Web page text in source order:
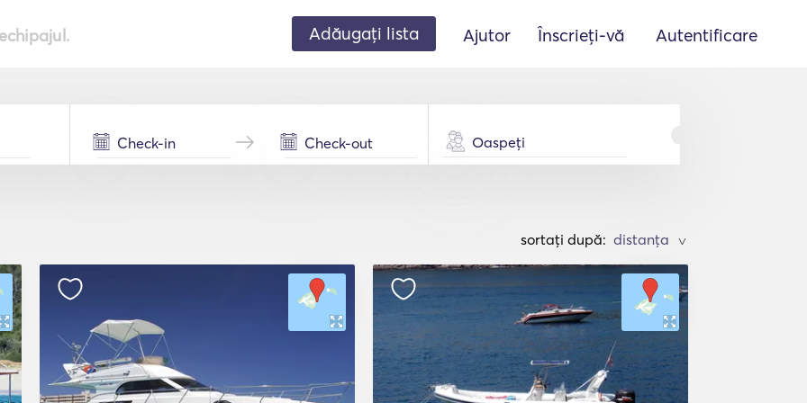
Adăugați lista Ajutor Înscrieți-vă Autentificare
Oaspeți
sortați după: >